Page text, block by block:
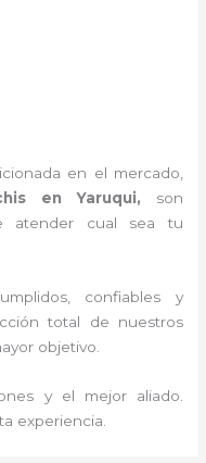
en el mercado,
en Yaruqui, son
atender cual sea tu
confiables y
total de nuestros
objetivo.
y el mejor aliado.
experiencia.